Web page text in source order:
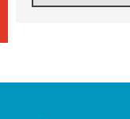
1ère